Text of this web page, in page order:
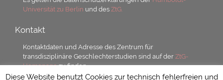
Universität zu Berlin und desZtG.
Kontakt
Kontaktdaten und Adresse des Zentrum für
transdisziplinäre Geschlechterstudien sind auf derZtG-
Homepagezu finden.
Diese Website benutzt Cookies zur technisch fehlerfreien und